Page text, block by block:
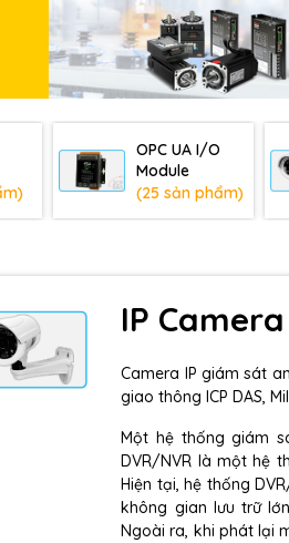
OPC UA I/O
Module
(25 sản phẩm)
IP Camera
Camera IP giám sát
giao thông ICP DAS,
Một hệ thống giám
DVR/NVR là một hệ
Hiện tại, hệ thống
không gian lưu trữ
Ngoài ra, khi phát lại